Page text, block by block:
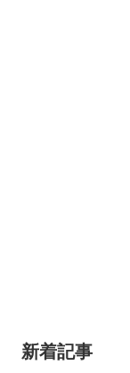
新着記事